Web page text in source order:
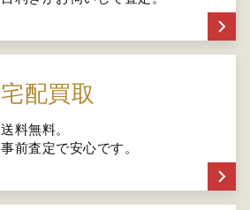
宅配買取
送料無料。
事前査定で安心です。